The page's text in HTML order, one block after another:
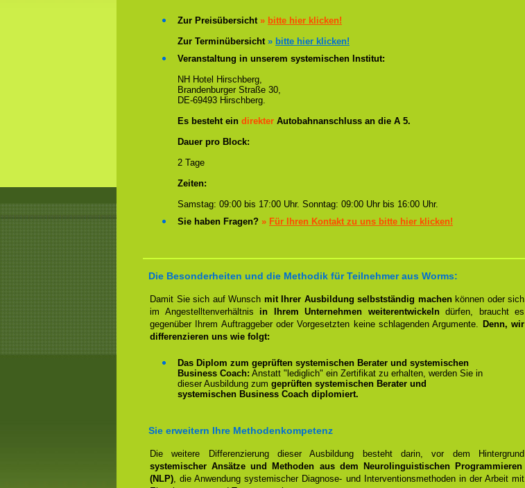
Zur Preisübersicht » bitte hier klicken!
Zur Terminübersicht » bitte hier klicken!
Veranstaltung in unserem systemischen Institut:
NH Hotel Hirschberg,
Brandenburger Straße 30,
DE-69493 Hirschberg.
Es besteht ein direkter Autobahnanschluss an die A 5.
Dauer pro Block:
2 Tage
Zeiten:
Samstag: 09:00 bis 17:00 Uhr. Sonntag: 09:00 Uhr bis 16:00 Uhr.
Sie haben Fragen? » Für Ihren Kontakt zu uns bitte hier klicken!
Die Besonderheiten und die Methodik für Teilnehmer aus Worms:
Damit Sie sich auf Wunsch mit Ihrer Ausbildung selbstständig machenkönnen oder sich
im Angestelltenverhältnis in Ihrem Unternehmen weiterentwickelndürfen, braucht es
gegenüber Ihrem Auftraggeber oder Vorgesetzten keine schlagenden Argumente. Denn, wir
differenzieren uns wie folgt:
Das Diplom zum geprüften systemischen Berater und systemischen
Business Coach: Anstatt "lediglich" ein Zertifikat zu erhalten, werden Sie in
dieser Ausbildung zum geprüften systemischen Berater und
systemischen Business Coach diplomiert.
Sie erweitern Ihre Methodenkompetenz
Die weitere Differenzierung dieser Ausbildung besteht darin, vor dem Hintergrund
systemischer Ansätze und Methoden aus dem Neurolinguistischen Programmieren
(NLP), die Anwendung systemischer Diagnose- und Interventionsmethoden in der Arbeit mit